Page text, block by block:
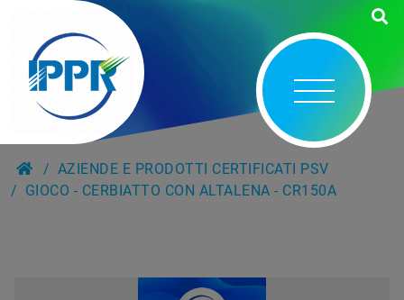
AZIENDE E PRODOTTI CERTIFICATI PSV
GIOCO - CERBIATTO CON ALTALENA - CR150A